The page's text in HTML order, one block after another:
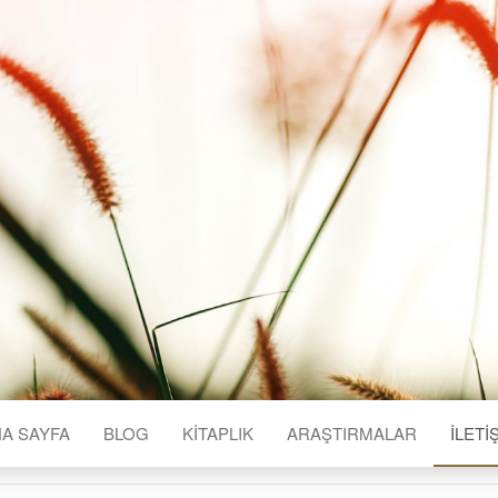
SAYFA BLOG KITAPLIK ARAŞTIRMALAR